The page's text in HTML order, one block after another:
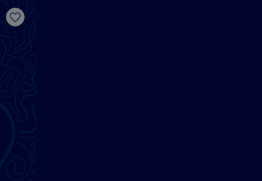
Like